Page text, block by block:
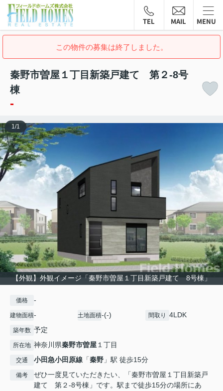
TEL MAIL MENU
この物件の募集は終了しました。
秦野市曽屋１丁目新築戸建て 第２-8号
棟
-
【外観】外観イメージ「秦野市曽屋１丁目新築戸建て 8号棟」
1/1
価格 -
建物面積- 土地面積-(-) 間取り 4LDK
築年数 予定
所在地 神奈川県秦野市曽屋 １丁目
交通 小田急小田原線 「秦野 」駅 徒歩15分
備考
ぜひ一度見ていただきたい、「秦野市曽屋１丁目新築戸
建て 第２-8号棟」です。駅まで徒歩15分の場所にあ